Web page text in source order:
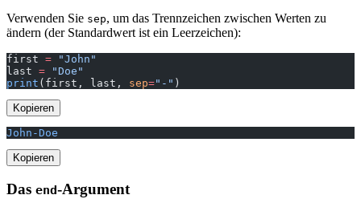
Verwenden Sie sep, um das Trennzeichen zwischen Werten zu
ändern (der Standardwert ist ein Leerzeichen):
first = "John"
last = "Doe"
print (first, last, sep="-" )
Kopieren
John-Doe
Kopieren
Das end-Argument